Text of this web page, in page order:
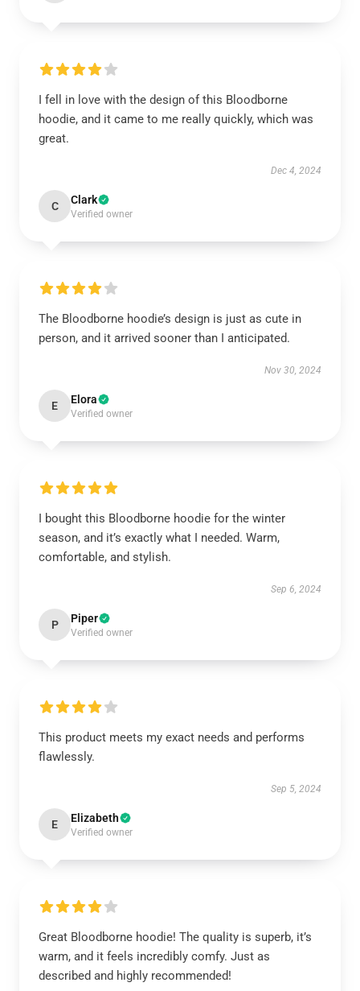
I fell in love with the design of this Bloodborne
hoodie, and it came to me really quickly, which was
great.
Dec 4, 2024
C Clark
Verified owner
The Bloodborne hoodie’s design is just as cute in
person, and it arrived sooner than I anticipated.
Nov 30, 2024
E Elora
Verified owner
I bought this Bloodborne hoodie for the winter
season, and it’s exactly what I needed. Warm,
comfortable, and stylish.
Sep 6, 2024
P Piper
Verified owner
This product meets my exact needs and performs
flawlessly.
Sep 5, 2024
E Elizabeth
Verified owner
Great Bloodborne hoodie! The quality is superb, it’s
warm, and it feels incredibly comfy. Just as
described and highly recommended!